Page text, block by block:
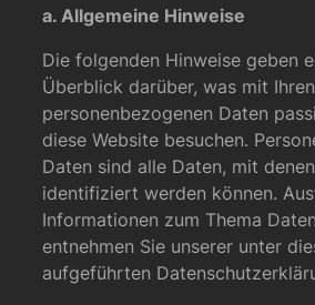
a. Allgemeine Hinweise
Die folgenden Hinweise geben
Überblick darüber, was mit Ihren
personenbezogenen Daten
diese Website besuchen.
Daten sind alle Daten, mit
identifiziert werden können.
Informationen zum Thema
entnehmen Sie unserer unter
aufgeführten